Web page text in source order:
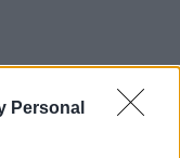
Personal